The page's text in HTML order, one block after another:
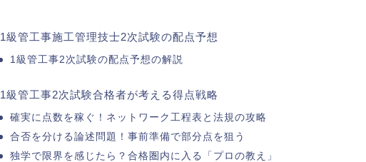
1級管工事施工管理技士2次試験の配点予想
1級管工事2次試験の配点予想の解説
1級管工事2次試験合格者が考える得点戦略
確実に点数を稼ぐ！ネットワーク工程表と法規の攻略
合否を分ける論述問題！事前準備で部分点を狙う
独学で限界を感じたら？合格圏内に入る「プロの教え」